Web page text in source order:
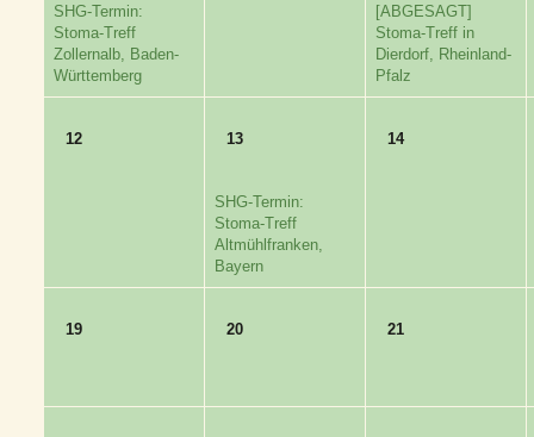
SHG-Termin:
Stoma-Treff
Zollernalb, Baden-
Württemberg
[ABGESAGT]
Stoma-Treff in
Dierdorf, Rheinland-
Pfalz
12 13
SHG-Termin:
Stoma-Treff
Altmühlfranken,
Bayern
14
19 20 21